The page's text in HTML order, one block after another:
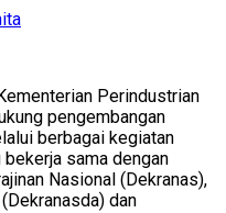
Perindustrian
pengembangan
berbagai kegiatan
sama dengan
Nasional (Dekranas),
dan